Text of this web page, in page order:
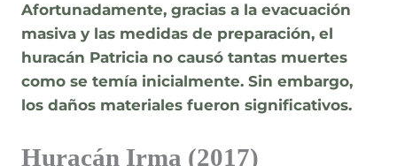
Afortunadamente, gracias a la evacuación
masiva y las medidas de preparación, el
huracán Patricia no causó tantas muertes
como se temía inicialmente. Sin embargo,
los daños materiales fueron significativos.
Huracán Irma (2017)